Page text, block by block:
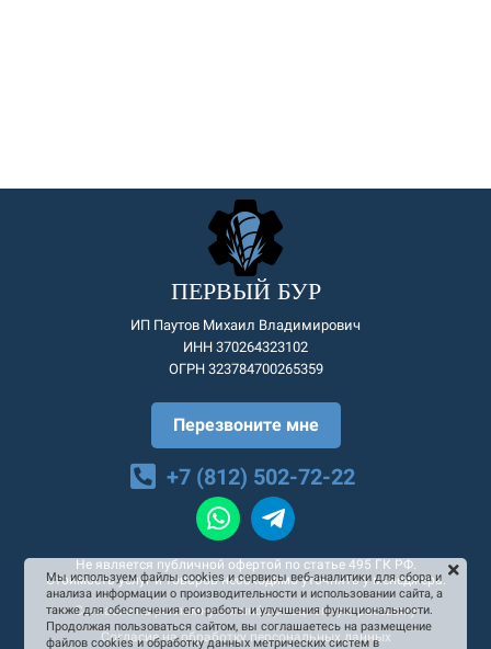
ПЕРВЫЙ БУР
ИП Паутов Михаил Владимирович
ИНН 370264323102
ОГРН 323784700265359
Перезвоните мне
+7 (812) 502-72-22
Не является публичной офертой по статье 495 ГК РФ.
Стоимость услуг и товаров необходимо уточнять у менеджера.
Согласие на рекламную и информационную рассылку
Согласие на обработку персональных данных
Мы используем файлы cookies и сервисы веб-аналитики для сбора и
анализа информации о производительности и использовании сайта, а
также для обеспечения его работы и улучшения функциональности.
Продолжая пользоваться сайтом, вы соглашаетесь на размещение
файлов cookies и обработку данных метрических систем в